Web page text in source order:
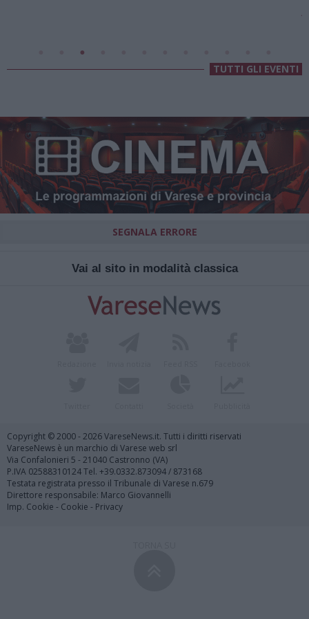
TUTTI GLI EVENTI
SEGNALA ERRORE
Vai al sito in modalità classica
Copyright © 2000 - 2026 VareseNews.it. Tutti i diritti riservati
VareseNews è un marchio di Varese web srl
Via Confalonieri 5 - 21040 Castronno (VA)
P.IVA 02588310124 Tel. +39.0332.873094 / 873168
Testata registrata presso il Tribunale di Varese n.679
Direttore responsabile: Marco Giovannelli
Imp. Cookie - Cookie - Privacy